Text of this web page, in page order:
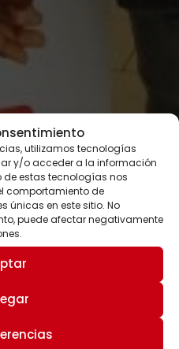
utilizamos tecnologías
y/o acceder a la información
de estas tecnologías nos
comportamiento de
únicas en este sitio. No
puede afectar negativamente